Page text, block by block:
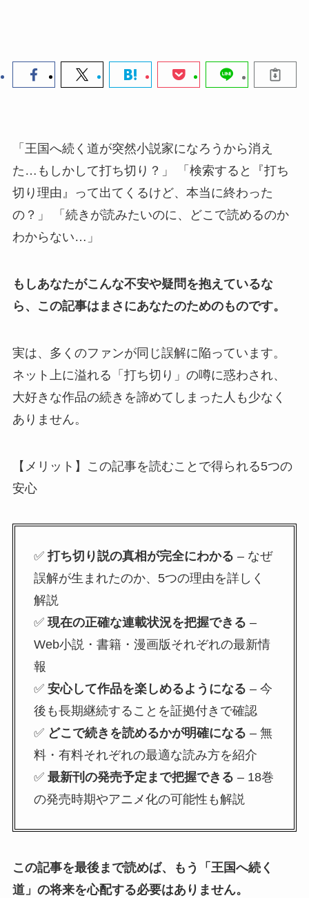
「王国へ続く道が突然小説家になろうから消え
た…もしかして打ち切り？」 「検索すると『打ち
切り理由』って出てくるけど、本当に終わった
の？」 「続きが読みたいのに、どこで読めるのか
わからない…」
もしあなたがこんな不安や疑問を抱えているな
ら、この記事はまさにあなたのためのものです。
実は、多くのファンが同じ誤解に陥っています。
ネット上に溢れる「打ち切り」の噂に惑わされ、
大好きな作品の続きを諦めてしまった人も少なく
ありません。
【メリット】この記事を読むことで得られる5つの
安心
✅打ち切り説の真相が完全にわかる – なぜ
誤解が生まれたのか、5つの理由を詳しく
解説
✅ 現在の正確な連載状況を把握できる –
Web小説・書籍・漫画版それぞれの最新情
報
✅ 安心して作品を楽しめるようになる – 今
後も長期継続することを証拠付きで確認
✅ どこで続きを読めるかが明確になる – 無
料・有料それぞれの最適な読み方を紹介
✅ 最新刊の発売予定まで把握できる – 18巻
の発売時期やアニメ化の可能性も解説
この記事を最後まで読めば、もう「王国へ続く
道」の将来を心配する必要はありません。